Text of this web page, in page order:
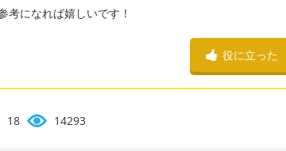
考になれば嬉しいです！
役に立った
18 14293